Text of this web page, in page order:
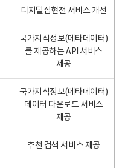
디지털집현전 서비스 개선
국가지식정보(메타데이터)
를 제공하는 API 서비스
제공
국가지식정보(메타데이터)
데이터 다운로드 서비스
제공
추천 검색 서비스 제공